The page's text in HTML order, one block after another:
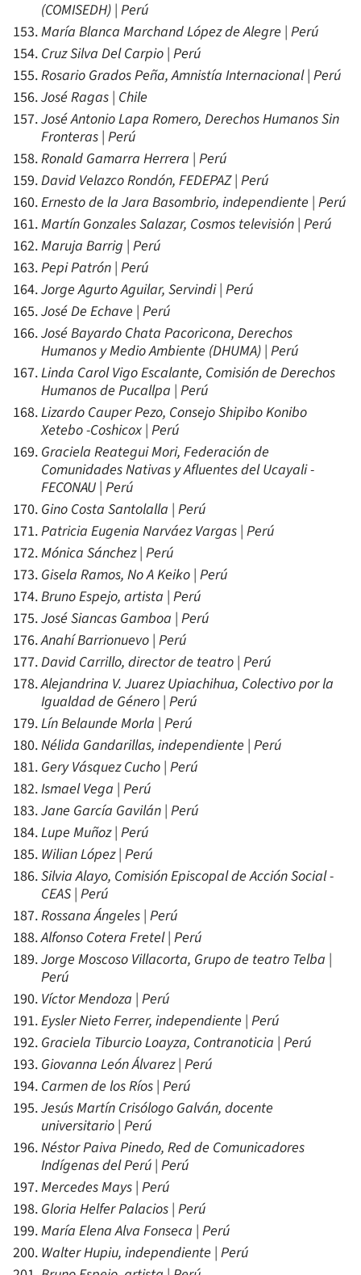
(COMISEDH) | Perú
María Blanca Marchand López de Alegre | Perú
Cruz Silva Del Carpio | Perú
Rosario Grados Peña, Amnistía Internacional | Perú
José Ragas | Chile
José Antonio Lapa Romero, Derechos Humanos Sin
Fronteras | Perú
Ronald Gamarra Herrera | Perú
David Velazco Rondón, FEDEPAZ | Perú
Ernesto de la Jara Basombrio, independiente | Perú
Martín Gonzales Salazar, Cosmos televisión | Perú
Maruja Barrig | Perú
Pepi Patrón | Perú
Jorge Agurto Aguilar, Servindi | Perú
José De Echave | Perú
José Bayardo Chata Pacoricona, Derechos
Humanos y Medio Ambiente (DHUMA) | Perú
Linda Carol Vigo Escalante, Comisión de Derechos
Humanos de Pucallpa | Perú
Lizardo Cauper Pezo, Consejo Shipibo Konibo
Xetebo -Coshicox | Perú
Graciela Reategui Mori, Federación de
Comunidades Nativas y Afluentes del Ucayali -
FECONAU | Perú
Gino Costa Santolalla | Perú
Patricia Eugenia Narváez Vargas | Perú
Mónica Sánchez | Perú
Gisela Ramos, No A Keiko | Perú
Bruno Espejo, artista | Perú
José Siancas Gamboa | Perú
Anahí Barrionuevo | Perú
David Carrillo, director de teatro | Perú
Alejandrina V. Juarez Upiachihua, Colectivo por la
Igualdad de Género | Perú
Lín Belaunde Morla | Perú
Nélida Gandarillas, independiente | Perú
Gery Vásquez Cucho | Perú
Ismael Vega | Perú
Jane García Gavilán | Perú
Lupe Muñoz | Perú
Wilian López | Perú
Silvia Alayo, Comisión Episcopal de Acción Social -
CEAS | Perú
Rossana Ángeles | Perú
Alfonso Cotera Fretel | Perú
Jorge Moscoso Villacorta, Grupo de teatro Telba |
Perú
Víctor Mendoza | Perú
Eysler Nieto Ferrer, independiente | Perú
Graciela Tiburcio Loayza, Contranoticia | Perú
Giovanna León Álvarez | Perú
Carmen de los Ríos | Perú
Jesús Martín Crisólogo Galván, docente
universitario | Perú
Néstor Paiva Pinedo, Red de Comunicadores
Indígenas del Perú | Perú
Mercedes Mays | Perú
Gloria Helfer Palacios | Perú
María Elena Alva Fonseca | Perú
Walter Hupiu, independiente | Perú